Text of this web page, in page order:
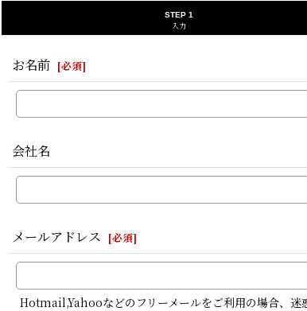
STEP 1
入力
お名前 [必須]
会社名
メールアドレス [必須]
Hotmail,Yahooなどのフリーメールをご利用の場合、迷